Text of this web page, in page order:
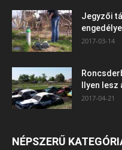
Jegyzői
2017-03-14
Ilyen
2017-04-21
NÉPSZERŰ